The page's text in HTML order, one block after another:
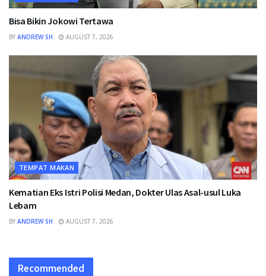
Bisa Bikin Jokowi Tertawa
BY ANDREW SH AUGUST 7, 2026
TEMPAT MAKAN
Kematian Eks Istri Polisi Medan, Dokter Ulas Asal-usul Luka
Lebam
BY ANDREW SH AUGUST 7, 2026
Recommended